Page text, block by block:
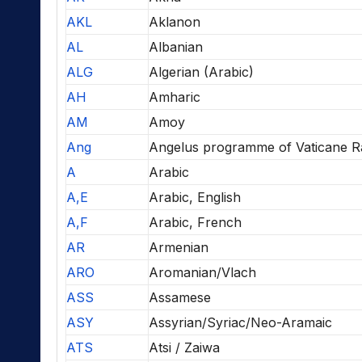
AKL
Aklanon
AL
Albanian
ALG
Algerian (Arabic)
AH
Amharic
AM
Amoy
Ang
Angelus programme of Vaticane
A
Arabic
A,E
Arabic, English
A,F
Arabic, French
AR
Armenian
ARO
Aromanian/Vlach
ASS
Assamese
ASY
Assyrian/Syriac/Neo-Aramaic
ATS
Atsi / Zaiwa